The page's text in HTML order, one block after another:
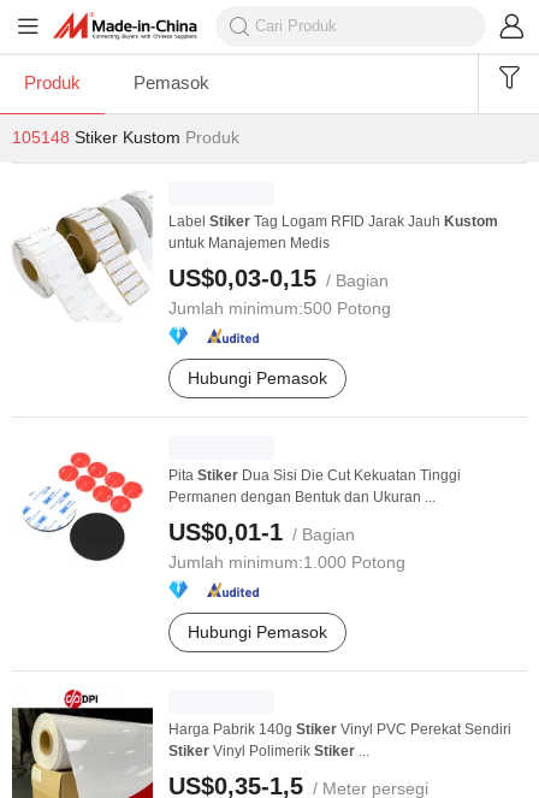
Produk Pemasok
105148 Stiker Kustom Produk
Label Stiker Tag Logam RFID Jarak Jauh Kustom
untuk Manajemen Medis
US$0,03-0,15 / Bagian
Jumlah minimum:500 Potong
Hubungi Pemasok
Pita Stiker Dua Sisi Die Cut Kekuatan Tinggi
Permanen dengan Bentuk dan Ukuran ...
US$0,01-1 / Bagian
Jumlah minimum:1.000 Potong
Hubungi Pemasok
Harga Pabrik 140g Stiker Vinyl PVC Perekat Sendiri
Stiker Vinyl Polimerik Stiker ...
US$0,35-1,5 / Meter persegi